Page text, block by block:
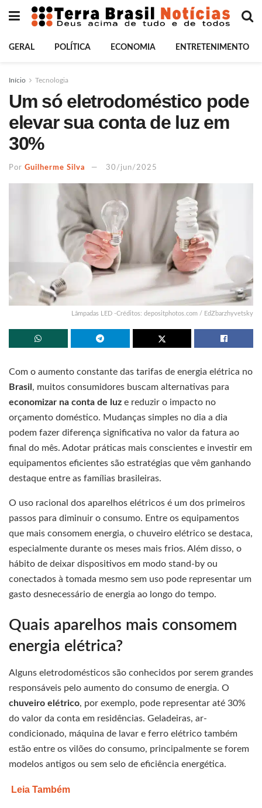
GERAL POLÍTICA ECONOMIA ENTRETENIMENTO
Início Tecnologia
Um só eletrodoméstico pode
elevar sua conta de luz em
30%
Por Guilherme Silva 30/jun/2025
Lâmpadas LED -Créditos: depositphotos.com / EdZbarzhyvetsky
Com o aumento constante das tarifas de energia elétrica no
Brasil , muitos consumidores buscam alternativas para
economizar na conta de luz e reduzir o impacto no
orçamento doméstico. Mudanças simples no dia a dia
podem fazer diferença significativa no valor da fatura ao
final do mês. Adotar práticas mais conscientes e investir em
equipamentos eficientes são estratégias que vêm ganhando
destaque entre as famílias brasileiras.
O uso racional dos aparelhos elétricos é um dos primeiros
passos para diminuir o consumo. Entre os equipamentos
que mais consomem energia, o chuveiro elétrico se destaca,
especialmente durante os meses mais frios. Além disso, o
hábito de deixar dispositivos em modo stand-by ou
conectados à tomada mesmo sem uso pode representar um
gasto desnecessário de energia ao longo do tempo.
Quais aparelhos mais consomem
energia elétrica?
Alguns eletrodomésticos são conhecidos por serem grandes
responsáveis pelo aumento do consumo de energia. O
chuveiro elétrico, por exemplo, pode representar até 30%
do valor da conta em residências. Geladeiras, ar-
condicionado, máquina de lavar e ferro elétrico também
estão entre os vilões do consumo, principalmente se forem
modelos antigos ou sem selo de eficiência energética.
Leia Também